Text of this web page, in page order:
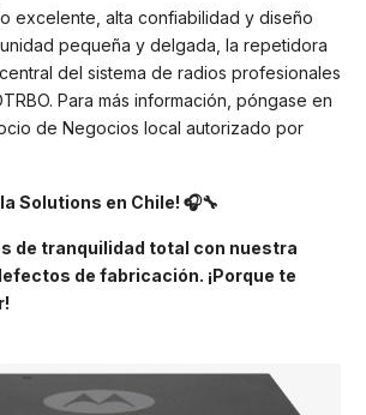
excelente, alta confiabilidad y diseño
pequeña y delgada, la repetidora
del sistema de radios profesionales
Para más información, póngase en
de Negocios local autorizado por
Solutions en Chile! 🎧🔧
de tranquilidad total con nuestra
de fabricación. ¡Porque te